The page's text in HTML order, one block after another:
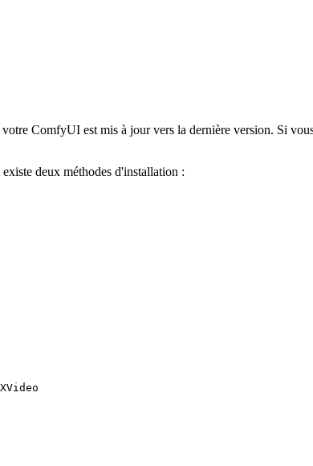
ComfyUI est mis à jour vers la dernière version. Si
deux méthodes d'installation :